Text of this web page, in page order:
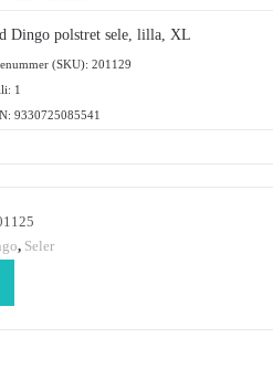
Dingo polstret sele, lilla, XL
(SKU): 201129
1
9330725085541
, Seler